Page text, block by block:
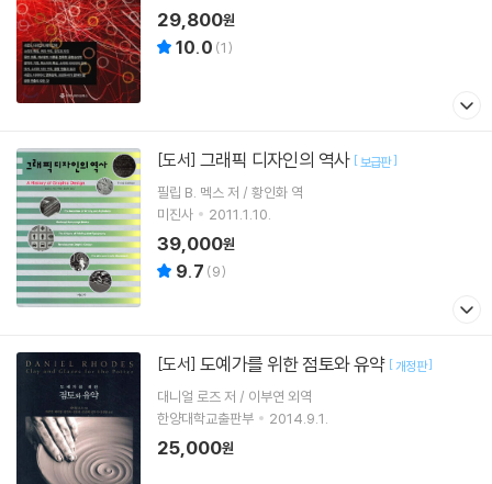
29,800원
10.0 (1)
[도서] 그래픽 디자인의 역사 [ 보급판]
필립 B. 멕스 저 / 황인화 역
미진사
2011.1.10.
39,000원
9.7 (9)
[도서] 도예가를 위한 점토와 유약 [개정판]
대니얼 로즈 저 / 이부연 외역
한양대학교출판부
2014.9.1.
25,000원